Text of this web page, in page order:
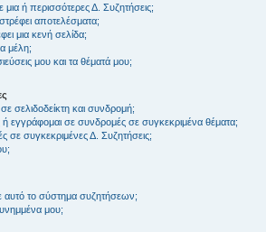
ή περισσότερες Δ. Συζητήσεις;
αποτελέσματα;
μια κενή σελίδα;
μέλη;
μου και τα θέματά μου;
σελιδοδείκτη και συνδρομή;
εγγράφομαι σε συνδρομές σε συγκεκριμένα θέματα;
συγκεκριμένες Δ. Συζητήσεις;
αυτό το σύστημα συζητήσεων;
μου;